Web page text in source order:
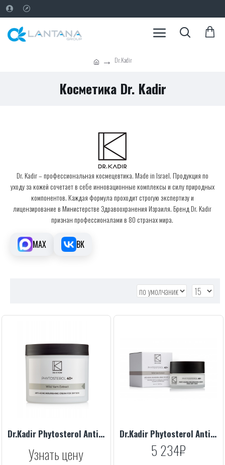
Dr.Kadir
Косметика Dr. Kadir
Dr. Kadir – профессиональная космецевтика. Made in Israel. Продукция по
уходу за кожей сочетает в себе инновационные комплексы и силу природных
компонентов. Каждая формула проходит строгую экспертизу и
лицензирование в Министерстве Здравоохранения Израиля. Бренд Dr. Kadir
признан профессионалами в 80 странах мира.
MAX ВК
Dr.Kadir Phytosterol Anti-Aging Nourishing Cream For Dry Skin, 250 ml
Узнать цену
Dr.Kadir Phytosterol Anti-Aging Nourishing Cream For Dry Skin, 50 ml
5 234₽